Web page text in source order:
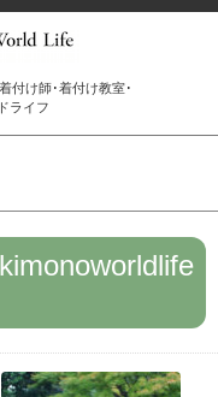
付け師･着付け教室･
ライフ